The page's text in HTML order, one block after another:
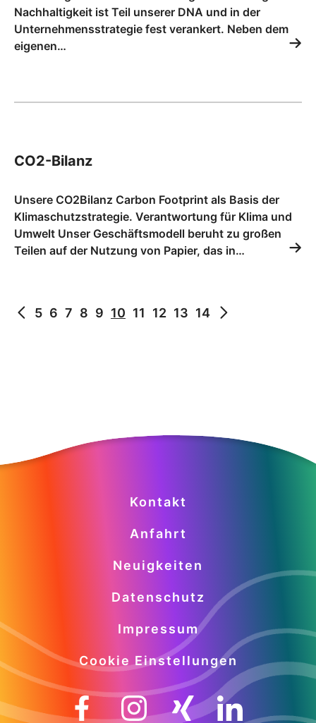
Nachhaltigkeit ist Teil unserer DNA und in der
Unternehmensstrategie fest verankert. Neben dem
eigenen…
CO2-Bilanz
Unsere CO2Bilanz Carbon Footprint als Basis der
Klimaschutzstrategie. Verantwortung für Klima und
Umwelt Unser Geschäftsmodell beruht zu großen
Teilen auf der Nutzung von Papier, das in…
5 6 7 8 9 10 11 12 13 14
Kontakt
Anfahrt
Neuigkeiten
Datenschutz
Impressum
Cookie Einstellungen